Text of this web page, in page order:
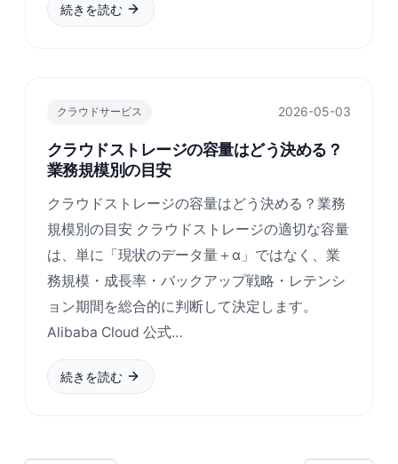
続きを読む
クラウドサービス 2026-05-03
クラウドストレージの容量はどう決める？
業務規模別の目安
クラウドストレージの容量はどう決める？業務
規模別の目安 クラウドストレージの適切な容量
は、単に「現状のデータ量＋α」ではなく、業
務規模・成長率・バックアップ戦略・レテンシ
ョン期間を総合的に判断して決定します。
Alibaba Cloud 公式…
続きを読む